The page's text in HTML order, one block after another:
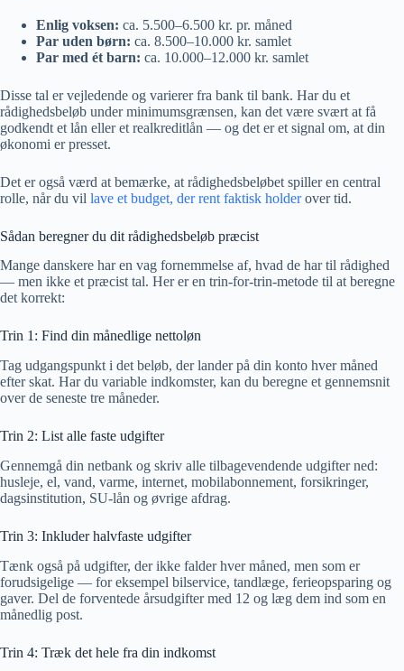
Enlig voksen: ca. 5.500–6.500 kr. pr. måned
Par uden børn: ca. 8.500–10.000 kr. samlet
Par med ét barn: ca. 10.000–12.000 kr. samlet
Disse tal er vejledende og varierer fra bank til bank. Har du et
rådighedsbeløb under minimumsgrænsen, kan det være svært at få
godkendt et lån eller et realkreditlån — og det er et signal om, at din
økonomi er presset.
Det er også værd at bemærke, at rådighedsbeløbet spiller en central
rolle, når du vil lave et budget, der rent faktisk holderover tid.
Sådan beregner du dit rådighedsbeløb præcist
Mange danskere har en vag fornemmelse af, hvad de har til rådighed
— men ikke et præcist tal. Her er en trin-for-trin-metode til at beregne
det korrekt:
Trin 1: Find din månedlige nettoløn
Tag udgangspunkt i det beløb, der lander på din konto hver måned
efter skat. Har du variable indkomster, kan du beregne et gennemsnit
over de seneste tre måneder.
Trin 2: List alle faste udgifter
Gennemgå din netbank og skriv alle tilbagevendende udgifter ned:
husleje, el, vand, varme, internet, mobilabonnement, forsikringer,
dagsinstitution, SU-lån og øvrige afdrag.
Trin 3: Inkluder halvfaste udgifter
Tænk også på udgifter, der ikke falder hver måned, men som er
forudsigelige — for eksempel bilservice, tandlæge, ferieopsparing og
gaver. Del de forventede årsudgifter med 12 og læg dem ind som en
månedlig post.
Trin 4: Træk det hele fra din indkomst